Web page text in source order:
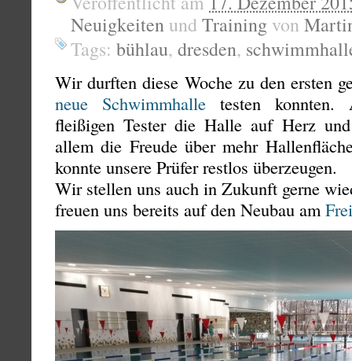
Neuigkeiten und Training von
Tags: bühlau, dresden,
Wir durften diese Woche zu den ersten
neue Schwimmhalle testen konnten.
fleißigen Tester die Halle auf Herz
allem die Freude über mehr
konnte unsere Prüfer restlos überzeugen.
Wir stellen uns auch in Zukunft gerne
freuen uns bereits auf den Neubau am